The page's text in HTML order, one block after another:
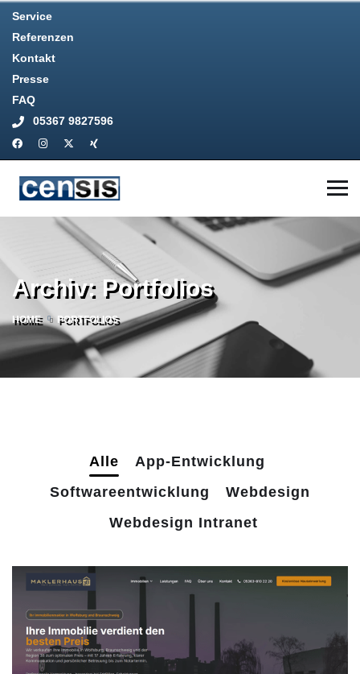
Service
Referenzen
Kontakt
Presse
FAQ
05367 9827596
Archiv: Portfolios
HOME PORTFOLIOS
Alle
App-Entwicklung
Softwareentwicklung
Webdesign
Webdesign Intranet